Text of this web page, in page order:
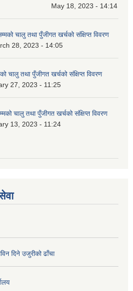
May 18, 2023 - 14:14
चालु तथा पुँजीगत खर्चको संक्षिप्त विवरण
28, 2023 - 14:05
चालु तथा पुँजीगत खर्चको संक्षिप्त विवरण
27, 2023 - 11:25
चालु तथा पुँजीगत खर्चको संक्षिप्त विवरण
13, 2023 - 11:24
दिने उजुरीको ढाँचा